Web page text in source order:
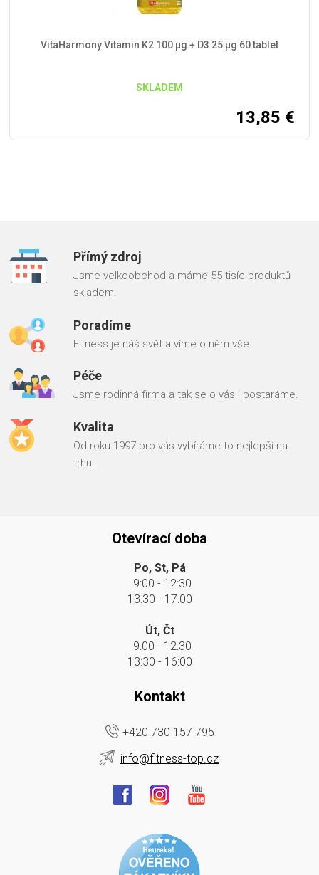
VitaHarmony Vitamin K2 100 μg + D3 25 μg 60 tablet
SKLADEM
13,85 €
Přímý zdroj
Jsme velkoobchod a máme 55 tisíc produktů
skladem.
Poradíme
Fitness je náš svět a víme o něm vše.
Péče
Jsme rodinná firma a tak se o vás i postaráme.
Kvalita
Od roku 1997 pro vás vybíráme to nejlepší na
trhu.
Otevírací doba
Po, St, Pá
9:00 - 12:30
13:30 - 17:00
Út, Čt
9:00 - 12:30
13:30 - 16:00
Kontakt
+420 730 157 795
info@fitness-top.cz